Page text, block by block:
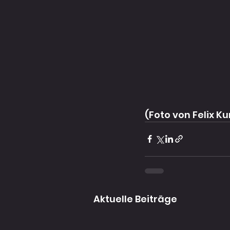
(Foto von Felix
Aktuelle Beiträge